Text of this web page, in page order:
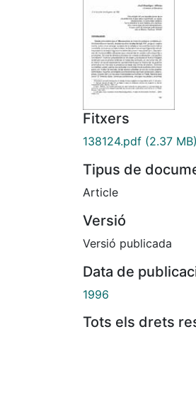
Fitxers
138124.pdf (2.37 MB)
Tipus de
Article
Versió
Versió publicada
Data de
1996
Tots els drets